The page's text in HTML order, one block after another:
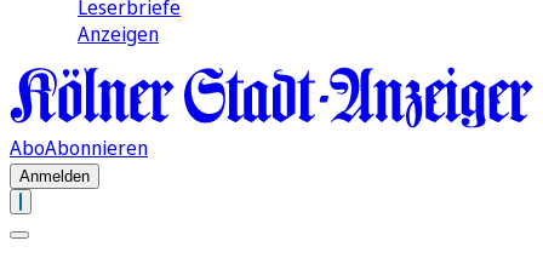
Leserbriefe
Anzeigen
AboAbonnieren
Anmelden